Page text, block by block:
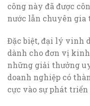
công này đã được
nước lẫn chuyên gia
Đặc biệt, đại lý vinh
dành cho đơn vị
những giải thưởng
doanh nghiệp có
cực vào sự phát